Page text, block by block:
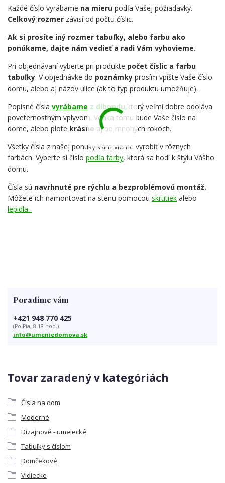
Každé číslo vyrábame na mieru podľa Vašej požiadavky.
Celkový rozmer závisí od počtu číslic.
Ak si prosíte iný rozmer tabuľky, alebo farbu ako
ponúkame, dajte nám vedieť a radi Vám vyhovieme.
Pri objednávaní vyberte pri produkte počet číslic a farbu
tabuľky. V objednávke do poznámky prosím vpíšte Vaše číslo
domu, alebo aj názov ulice (ak to typ produktu umožňuje).
Popisné čísla vyrábame z dibondu,ktorý veľmi dobre odoláva
poveternostným vplyvom. Vďaka tomu bude Vaše číslo na
dome, alebo plote krásne aj po mnohých rokoch.
Všetky čísla z našej ponuky Vám vieme vyrobiť v rôznych
farbách. Vyberte si číslo podľa farby, ktorá sa hodí k štýlu Vášho
domu.
Čísla sú navrhnuté pre rýchlu a bezproblémovú montáž.
Môžete ich namontovať na stenu pomocou skrutiek alebo
lepidla.
Tovar zaradený v kategóriách
Čísla na dom
Moderné
Dizajnové - umelecké
Tabuľky s číslom
Domčekové
Vidiecke
Poradíme vám
+421 948 770 425
(Po-Pia, 8-18 hod.)
info@umeniedomova.sk